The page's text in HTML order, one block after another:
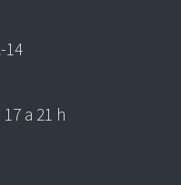
14
a 21 h